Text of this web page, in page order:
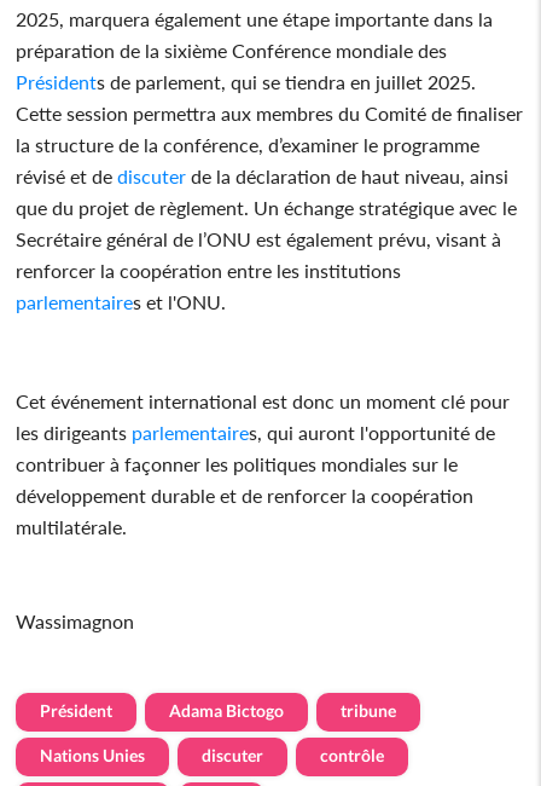
2025, marquera également une étape importante dans la
préparation de la sixième Conférence mondiale des
Présidents de parlement, qui se tiendra en juillet 2025.
Cette session permettra aux membres du Comité de finaliser
la structure de la conférence, d’examiner le programme
révisé et de discuter de la déclaration de haut niveau, ainsi
que du projet de règlement. Un échange stratégique avec le
Secrétaire général de l’ONU est également prévu, visant à
renforcer la coopération entre les institutions
parlementaires et l'ONU.
Cet événement international est donc un moment clé pour
les dirigeants parlementaires, qui auront l'opportunité de
contribuer à façonner les politiques mondiales sur le
développement durable et de renforcer la coopération
multilatérale.
Wassimagnon
Président Adama Bictogo tribune
Nations Unies discuter contrôle